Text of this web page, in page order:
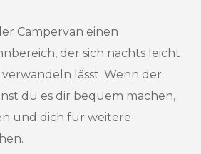
Campervan einen
der sich nachts leicht
lässt. Wenn der
du es dir bequem machen,
und dich für weitere